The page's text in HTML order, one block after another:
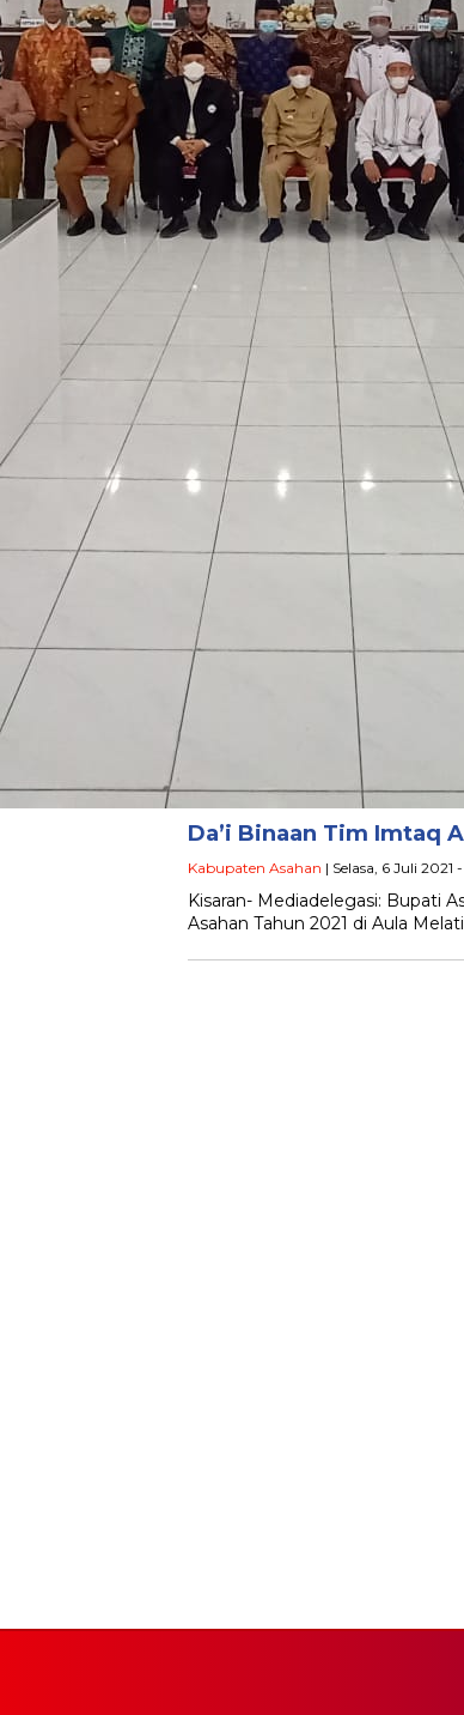
Da’i Binaan Tim Imtaq
Kabupaten Asahan | Selasa, 6 Juli 2021
Kisaran- Mediadelegasi: Bupati
Asahan Tahun 2021 di Aula